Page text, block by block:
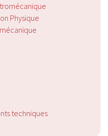
Physique
techniques